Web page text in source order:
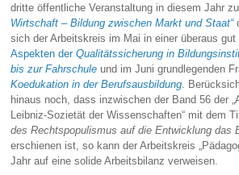
dritte öffentliche Veranstaltung in diesem Jahr
Wirtschaft – Bildung zwischen Markt und Staat“
sich der Arbeitskreis im Mai in einer überaus
Aspekten derQualitätssicherung in
bis zur Fahrschule und im Juni grundlegenden
Koedukation in der Berufsausbildung.
hinaus noch, dass inzwischen der Band 56 der
Leibniz-Sozietät der Wissenschaften“ mit dem
des Rechtspopulismus auf die Entwicklung das
erschienen ist, so kann der Arbeitskreis
Jahr auf eine solide Arbeitsbilanz verweisen.